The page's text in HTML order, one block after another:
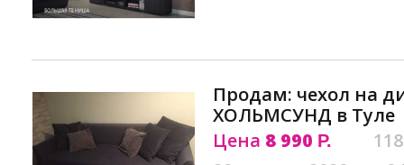
Продам: чехол на
ХОЛЬМСУНД в Туле
Цена 8 990 Р.